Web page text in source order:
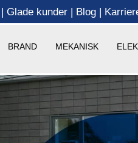
Glade kunder Blog
BRAND MEKANISK